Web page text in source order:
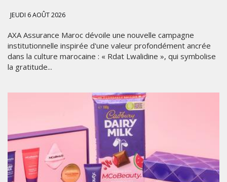
JEUDI 6 AOÛT 2026
AXA Assurance Maroc dévoile une nouvelle campagne
institutionnelle inspirée d'une valeur profondément ancrée
dans la culture marocaine : « Rdat Lwalidine », qui symbolise
la gratitude...